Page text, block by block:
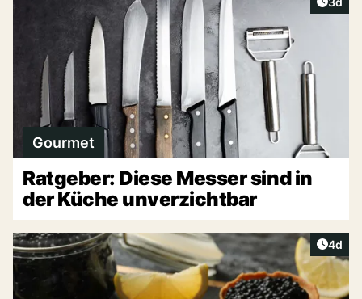
Gourmet
Ratgeber: Diese Messer sind in
der Küche unverzichtbar
4d